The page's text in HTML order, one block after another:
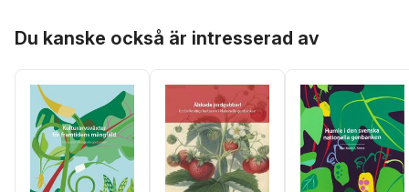
Hedberg,Anna-Karin
Knutsson,Lena
Kättström Höök,
Annikaa Peurell,Maria
Tornehave,Dan
Waldetoft,Leif Wallin
Christina Westergren,
Matti Wiking Leino
Du kanske också är intresserad av